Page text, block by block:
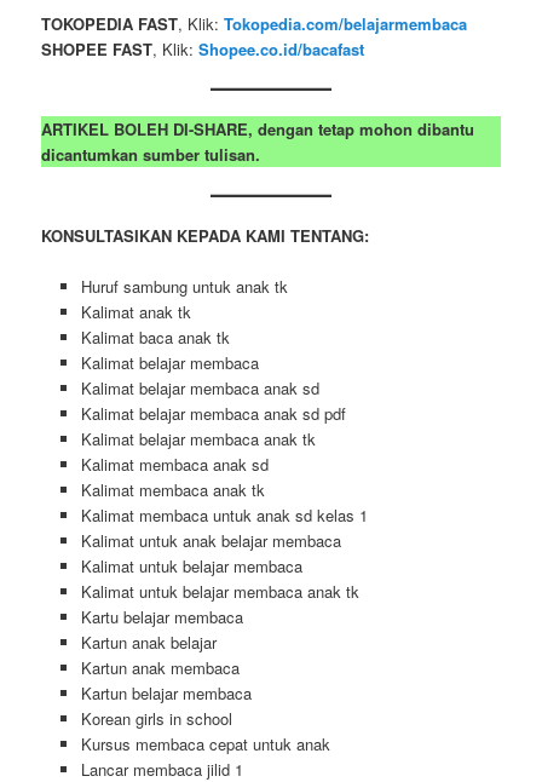
TOKOPEDIA FAST, Klik:Tokopedia.com/belajarmembaca
SHOPEE FAST, Klik:Shopee.co.id/bacafast
ARTIKEL BOLEH DI-SHARE, dengan tetap mohon dibantu
dicantumkan sumber tulisan.
KONSULTASIKAN KEPADA KAMI TENTANG:
Huruf sambung untuk anak tk
Kalimat anak tk
Kalimat baca anak tk
Kalimat belajar membaca
Kalimat belajar membaca anak sd
Kalimat belajar membaca anak sd pdf
Kalimat belajar membaca anak tk
Kalimat membaca anak sd
Kalimat membaca anak tk
Kalimat membaca untuk anak sd kelas 1
Kalimat untuk anak belajar membaca
Kalimat untuk belajar membaca
Kalimat untuk belajar membaca anak tk
Kartu belajar membaca
Kartun anak belajar
Kartun anak membaca
Kartun belajar membaca
Korean girls in school
Kursus membaca cepat untuk anak
Lancar membaca jilid 1